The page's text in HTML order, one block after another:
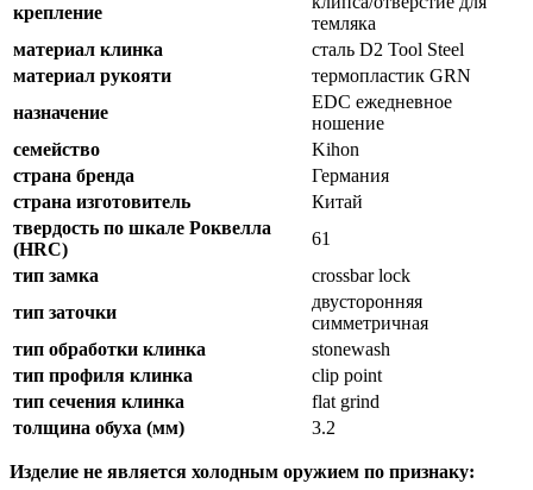
крепление
темляка
материал клинка
сталь D2 Tool Steel
материал рукояти
термопластик GRN
назначение
EDC ежедневное
ношение
семейство
Kihon
страна бренда
Германия
страна изготовитель
Китай
твердость по шкале Роквелла
(HRC)
61
тип замка
crossbar lock
тип заточки
двусторонняя
симметричная
тип обработки клинка
stonewash
тип профиля клинка
clip point
тип сечения клинка
flat grind
толщина обуха (мм)
3.2
Изделие не является холодным оружием по признаку: